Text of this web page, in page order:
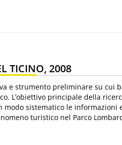
TICINO, 2008
e strumento preliminare su cui
L’obiettivo principale della
modo sistematico le informazioni
turistico nel Parco